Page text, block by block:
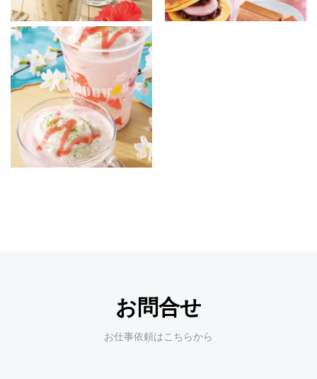
お問合せ
お仕事依頼はこちらから